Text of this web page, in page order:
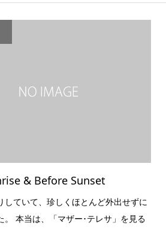
& Before Sunset
していて、珍しくほとんど外出せずに
。 本当は、「マザー･テレサ」を見る